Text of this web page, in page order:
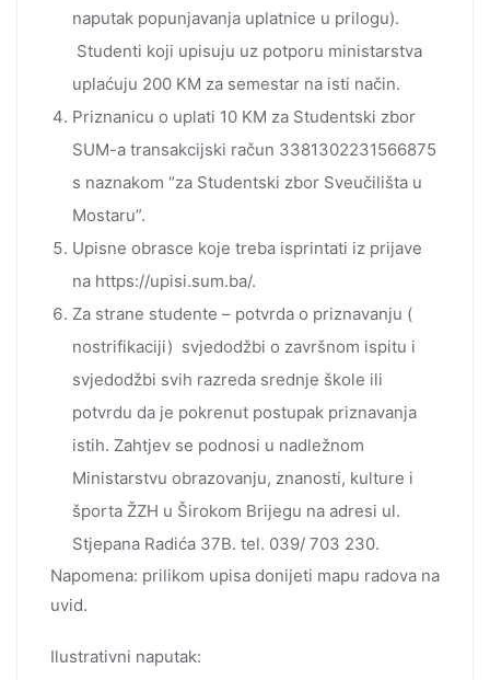
naputak popunjavanja uplatnice u prilogu).
Studenti koji upisuju uz potporu ministarstva
uplaćuju 200 KM za semestar na isti način.
Priznanicu o uplati 10 KM za Studentski zbor
SUM-a transakcijski račun 3381302231566875
s naznakom “za Studentski zbor Sveučilišta u
Mostaru”.
Upisne obrasce koje treba isprintati iz prijave
na https://upisi.sum.ba/.
Za strane studente – potvrda o priznavanju (
nostrifikaciji) svjedodžbi o završnom ispitu i
svjedodžbi svih razreda srednje škole ili
potvrdu da je pokrenut postupak priznavanja
istih. Zahtjev se podnosi u nadležnom
Ministarstvu obrazovanju, znanosti, kulture i
športa ŽZH u Širokom Brijegu na adresi ul.
Stjepana Radića 37B. tel. 039/ 703 230.
Napomena: prilikom upisa donijeti mapu radova na
uvid.
Ilustrativni naputak: